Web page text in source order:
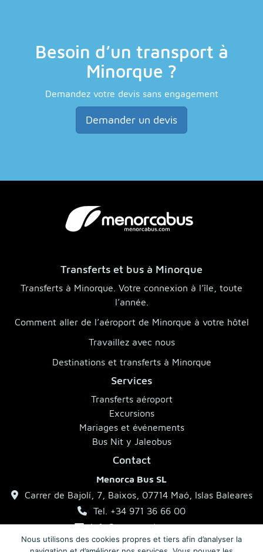
Besoin d’un transport à
Minorque ?
Demandez votre devis sans engagement
Demander un devis
Transferts et bus à Minorque
Transferts à Minorque. Votre connexion à l’île, toute
l’année.
Comment aller de l’aéroport de Minorque à votre hôtel
Travaillez avec nous
Destinations et transferts à Minorque
Services
Transferts aéroport
Excursions
Mariages et événements
Bus Nit y Jaleobus
Contact
Menorca Bus SL
Carrer de Bajolí, 7, Baixos, 07714 Maó, Islas Baleares
Tel. +34 971 36 66 00
info@menorcabus.com
Nous utilisons des cookies propres et tiers afin d’analyser la